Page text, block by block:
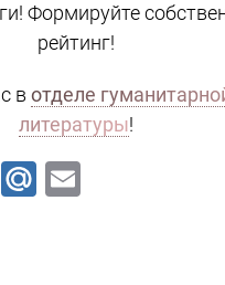
Формируйте
рейтинг!
в отделе
литературы!
Telegram
Mail.Ru